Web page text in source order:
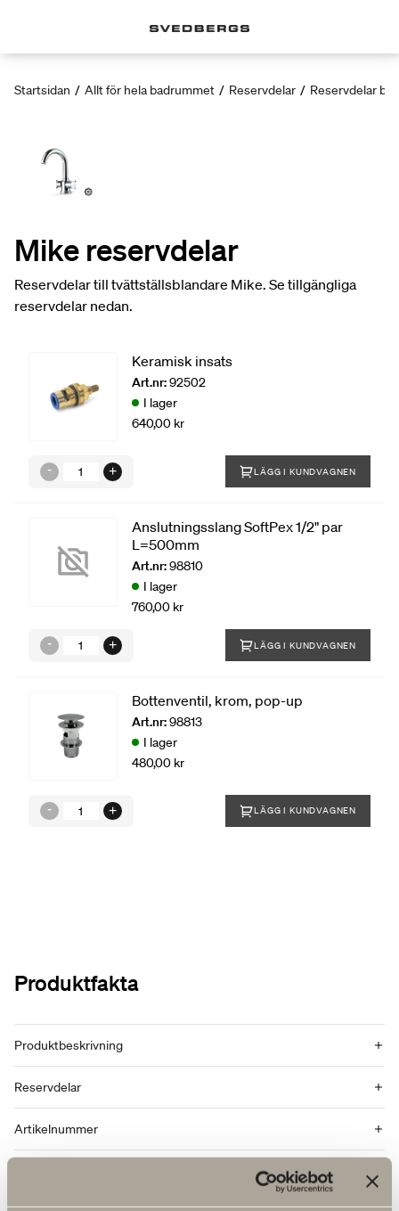
Startsidan / Allt för hela badrummet / Reservdelar / Reservdelar
Mike reservdelar
Reservdelar till tvättställsblandare Mike. Se tillgängliga
reservdelar nedan.
Keramisk insats
Art.nr:92502
I lager
640,00 kr
LÄGG I KUNDVAGNEN
Anslutningsslang SoftPex 1/2" par
L=500mm
Art.nr:98810
I lager
760,00 kr
LÄGG I KUNDVAGNEN
Bottenventil, krom, pop-up
Art.nr:98813
I lager
480,00 kr
LÄGG I KUNDVAGNEN
Produktfakta
Produktbeskrivning
Reservdelar
Artikelnummer